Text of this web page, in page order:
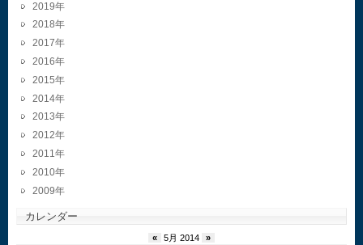
2019
2018
2017
2016
2015
2014
2013
2012
2011
2010
2009
カレンダー
« 5月 2014
»